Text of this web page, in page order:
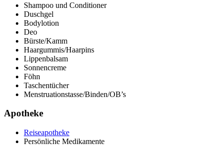
Shampoo und Conditioner
Duschgel
Bodylotion
Deo
Bürste/Kamm
Haargummis/Haarpins
Lippenbalsam
Sonnencreme
Föhn
Taschentücher
Menstruationstasse/Binden/OB’s
Apotheke
Reiseapotheke
Persönliche Medikamente